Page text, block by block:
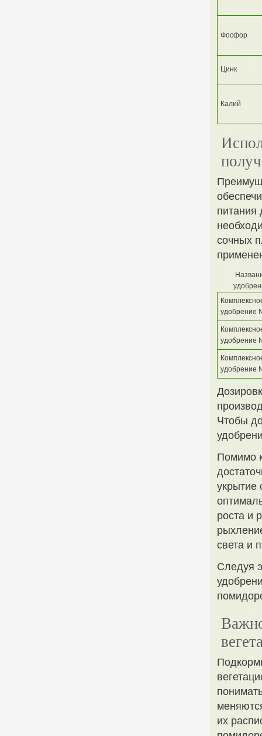
Фосфор
Цинк
Калий
питания
сочных
удобрение
удобрение
удобрение
Чтобы
Помимо
укрытие
роста и
света и
Следуя
их